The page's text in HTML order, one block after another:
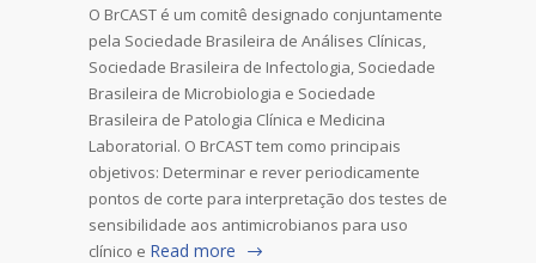
O BrCAST é um comitê designado conjuntamente
pela Sociedade Brasileira de Análises Clínicas,
Sociedade Brasileira de Infectologia, Sociedade
Brasileira de Microbiologia e Sociedade
Brasileira de Patologia Clínica e Medicina
Laboratorial. O BrCAST tem como principais
objetivos: Determinar e rever periodicamente
pontos de corte para interpretação dos testes de
sensibilidade aos antimicrobianos para uso
clínico e Read more